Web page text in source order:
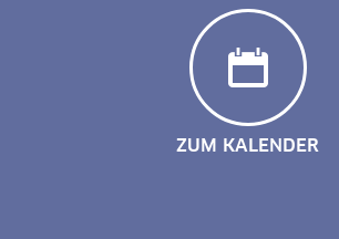
ZUM KALENDER